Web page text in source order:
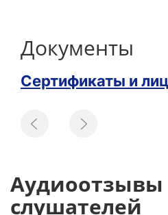
Документы
Сертификаты и
слушателей